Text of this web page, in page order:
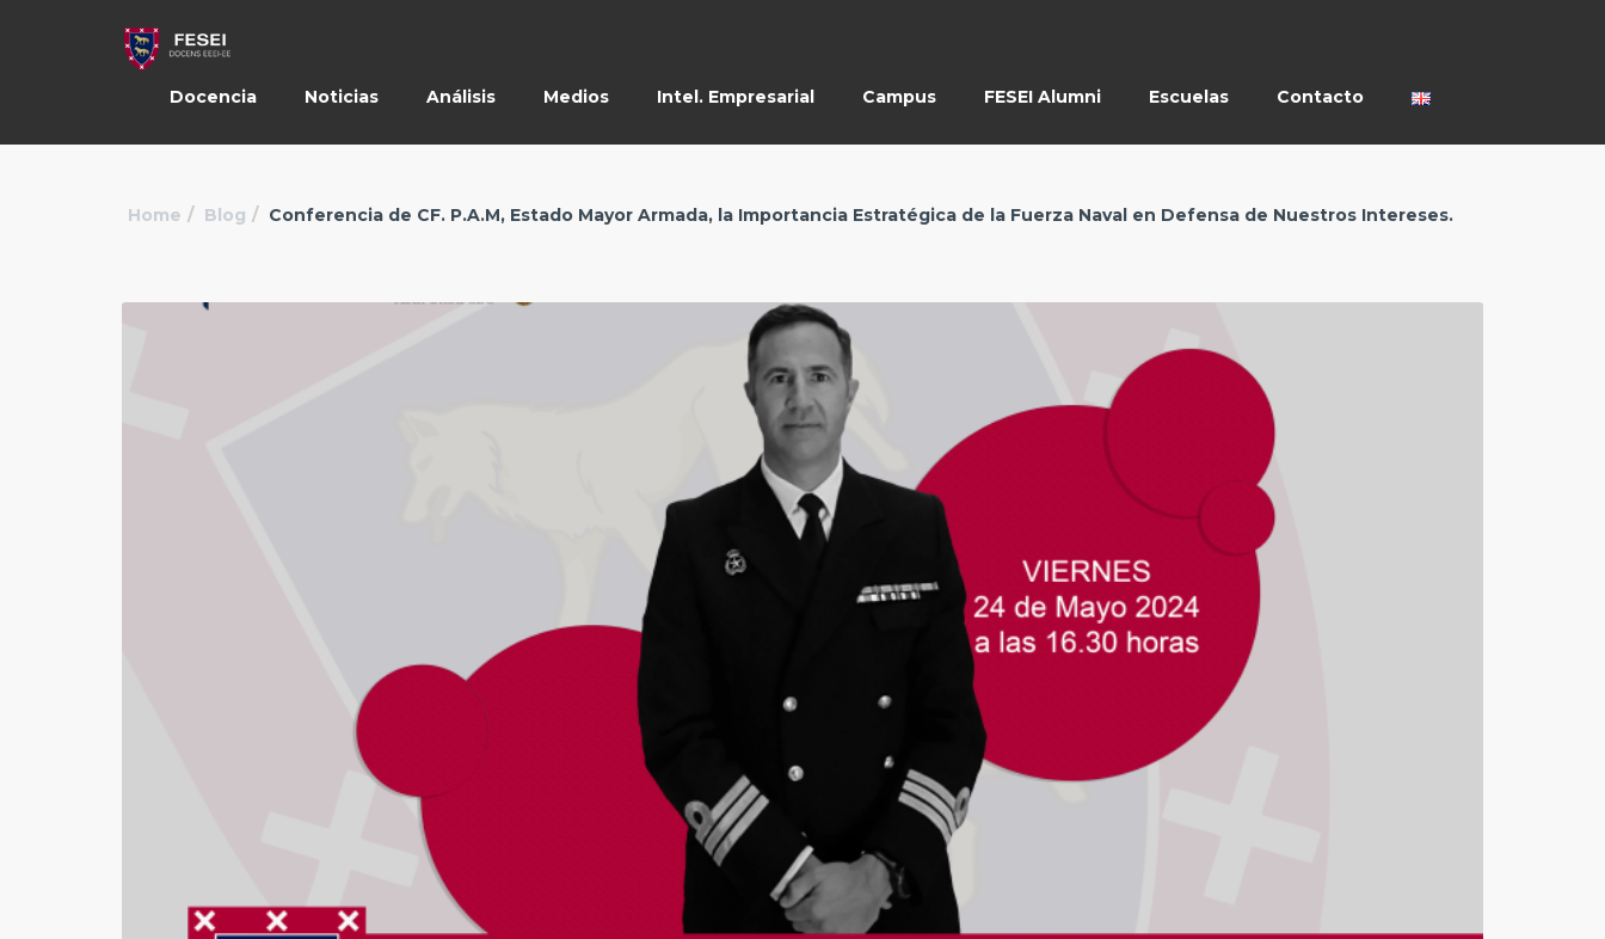
Docencia Noticias Análisis Medios Intel. Empresarial Campus FESEI Alumni Escuelas Contacto
Home Blog Conferencia de CF. P.A.M, Estado Mayor Armada, la Importancia Estratégica de la Fuerza Naval en Defensa de Nuestros Intereses.